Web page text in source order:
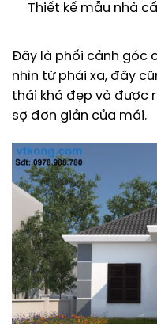
Thiết kế mẫu nhà
Đây là phối cảnh góc
nhìn từ phái xa, đây
thái khá đẹp và được
sợ đơn giản của mái.